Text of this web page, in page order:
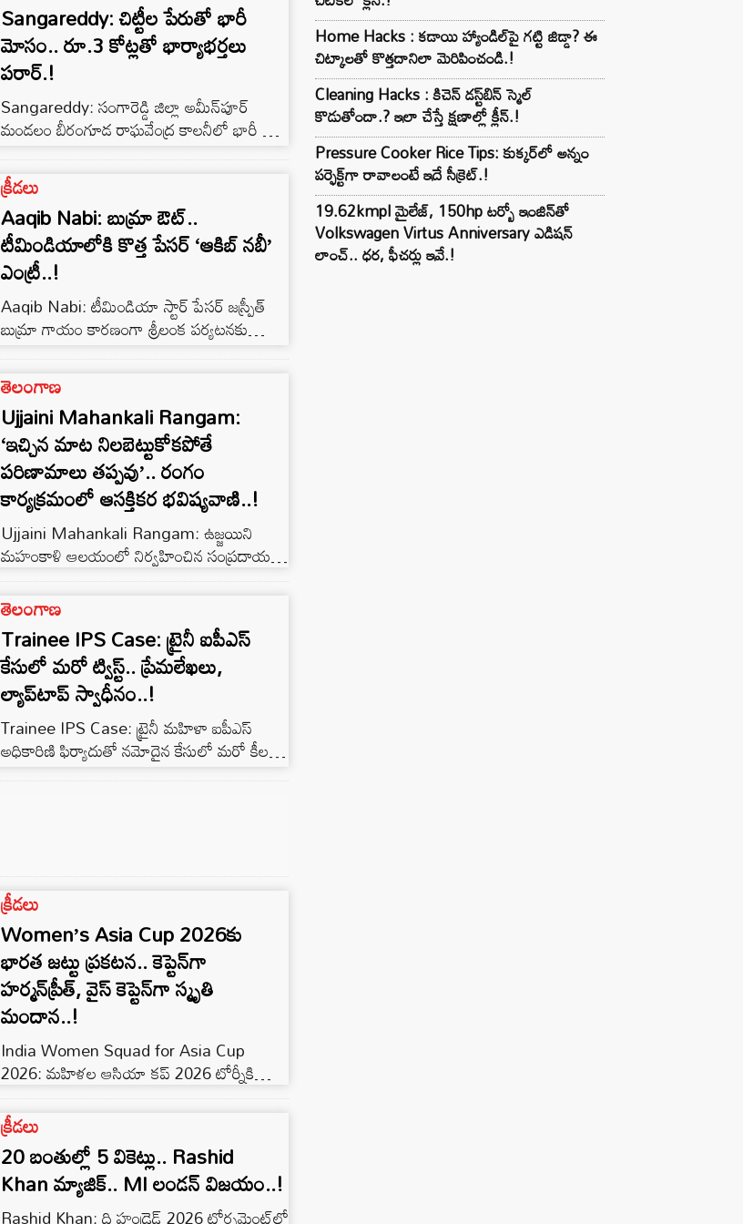
పరిచయం చేసుకుంటూ, ఓ యువతిని నమ్మించాడు.
“నన్ను పెళ్లి చేసుకుంటే […]
Sangareddy: చిట్టీల పేరుతో భారీ
మోసం.. రూ.3 కోట్లతో భార్యాభర్తలు
పరార్.!
Sangareddy: సంగారెడ్డి జిల్లా అమీన్‌పూర్
మండలం బీరంగూడ రాఘవేంద్ర కాలనీలో భారీ చిట్టీ
అధిక లాభాల ఆశ చూపి కోట్ల రూపాయలు వసూలు
చేసిన దంపతులు రాత్రికి రాత్రే పరారవడంతో
బాధితులు ఆందోళనకు గురయ్యారు. ఈ ఘటనపై
అమీన్‌పూర్ పోలీస్ స్టేషన్‌లో బాధితులు ఫిర్యాదు
చేశారు. స్థానికంగా శిరీష, సాంబశివరావు
దంపతులు కొన్నేళ్లుగా చిట్టీల వ్యాపారం
నిర్వహిస్తున్నారు. అధిక లాభాలు వస్తాయని
నమ్మబలికి కాలనీలోని పలువురు మహిళల నుంచి
క్రీడలు
Aaqib Nabi: బుమ్రా ఔట్..
టీమిండియాలోకి కొత్త పేసర్ ‘ఆకిబ్ నబీ’
ఎంట్రీ..!
Aaqib Nabi: టీమిండియా స్టార్ పేసర్ జస్ప్రీత్
బుమ్రా గాయం కారణంగా శ్రీలంక పర్యటనకు
జమ్మూకశ్మీర్‌కు చెందిన యువ ఫాస్ట్ బౌలర్ ‘ఆకిబ్
నబీ’ని జట్టులోకి ఎంపిక చేస్తున్నట్లు భారత క్రికెట్
నియంత్రణ మండలి (BCCI) ప్రకటించింది. ఆకిబ్
నబీకి భారత టెస్టు జట్టులో చోటు దక్కడం ఇదే
మొదటిసారి. ఎడమ మోకాలి గాయం నుంచి బుమ్రా
ఇంకా పూర్తిగా కోలుకోకపోవడంతో అతడికి విశ్రాంతి
అవసరమని బీసీసీఐ వైద్య బృందం సూచించింది.
[…]
తెలంగాణ
Ujjaini Mahankali Rangam:
‘ఇచ్చిన మాట నిలబెట్టుకోకపోతే
పరిణామాలు తప్పవు’.. రంగం
కార్యక్రమంలో ఆసక్తికర భవిష్యవాణి..!
Ujjaini Mahankali Rangam: ఉజ్జయిని
మహంకాళి ఆలయంలో నిర్వహించిన సంప్రదాయ
భవిష్యవాణి వినిపించారు. ఆలయంలోకి ప్రవేశించిన
ఆమె భావోద్వేగంతో పాటు ఆగ్రహ స్వరంతో
మాట్లాడారు. తనకు ఇచ్చిన మాటలను
నిలబెట్టుకోకపోవడంపై అసంతృప్తి వ్యక్తం చేస్తూ..
విగ్రహ ప్రతిష్ఠ ఆలస్యం కావడమే తన ఆగ్రహానికి
కారణమని పేర్కొన్నారు. భవిష్యవాణిలో ఆమె
మాట్లాడుతూ.. “నేను సంతోషంగా రాలేదు..
ఆగ్రహంతో వచ్చాను. రెండు సంవత్సరాలుగా నా
తెలంగాణ
Trainee IPS Case: ట్రైనీ ఐపీఎస్
కేసులో మరో ట్విస్ట్.. ప్రేమలేఖలు,
ల్యాప్‌టాప్ స్వాధీనం..!
Trainee IPS Case: ట్రైనీ మహిళా ఐపీఎస్
అధికారిణి ఫిర్యాదుతో నమోదైన కేసులో మరో కీలక
పోలీసులు గుర్తించారు. దీంతో ఈ కేసు మరింత
సంచలనంగా మారింది. అశోక్ నగర్‌లోని ఉదయ్
కృష్ణారెడ్డి నివాసంలో పోలీసులు సీన్ రీ-కన్‌స్ట్రక్షన్
నిర్వహించారు. […]
క్రీడలు
Women’s Asia Cup 2026కు
భారత జట్టు ప్రకటన.. కెప్టెన్‌గా
హర్మన్‌ప్రీత్, వైస్ కెప్టెన్‌గా స్మృతి
మందాన..!
India Women Squad for Asia Cup
2026: మహిళల ఆసియా కప్ 2026 టోర్నీకి
జట్టును అధికారికంగా ప్రకటించింది. హర్మన్‌ప్రీత్
కౌర్ మరోసారి జట్టుకు కెప్టెన్‌గా కొనసాగనుండగా..
స్టార్ ఓపెనర్ స్మృతి మందాన వైస్ కెప్టెన్‌గా బాధ్యతలు
చేపట్టనున్నారు. ఈ జట్టులో షెఫాలి వర్మ, జెమీమా
రోడ్రిగ్స్, భారతి ఫుల్మాలీ, రిచా ఘోష్, దీప్తి శర్మ,
క్రీడలు
20 బంతుల్లో 5 వికెట్లు.. Rashid
Khan మ్యాజిక్.. MI లండన్ విజయం..!
Home Hacks : కడాయి హ్యాండిల్‌పై గట్టి జిడ్డా? ఈ
చిట్కాలతో కొత్తదానిలా మెరిపించండి.!
Cleaning Hacks : కిచెన్ డస్ట్‌బిన్ స్మెల్
కొడుతోందా.? ఇలా చేస్తే క్షణాల్లో క్లీన్.!
Pressure Cooker Rice Tips: కుక్కర్‌లో అన్నం
పర్ఫెక్ట్‌గా రావాలంటే ఇదే సీక్రెట్.!
19.62kmpl మైలేజ్, 150hp టర్బో ఇంజిన్‌తో
Volkswagen Virtus Anniversary ఎడిషన్
లాంచ్.. ధర, ఫీచర్లు ఇవే.!